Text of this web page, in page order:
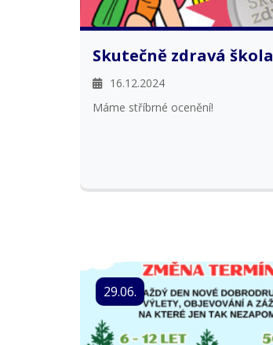
Skutečně zdravá škola
16.12.2024
Máme stříbrné ocenění!
29.06.